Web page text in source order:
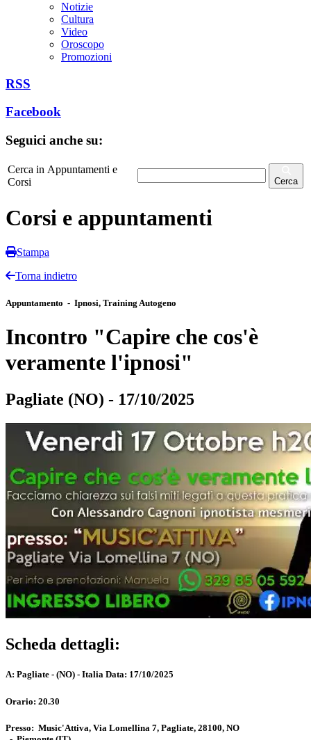
Notizie
Cultura
Video
Oroscopo
Promozioni
RSS
Facebook
Seguici anche su:
Cerca in Appuntamenti e
Corsi
Cerca
Corsi e appuntamenti
Stampa
Torna indietro
Appuntamento - Ipnosi, Training Autogeno
Incontro "Capire che cos'è
veramente l'ipnosi"
Pagliate (NO) - 17/10/2025
Scheda dettagli:
A: Pagliate - (NO) - Italia Data: 17/10/2025
Orario: 20.30
Presso: Music'Attiva, Via Lomellina 7, Pagliate, 28100, NO